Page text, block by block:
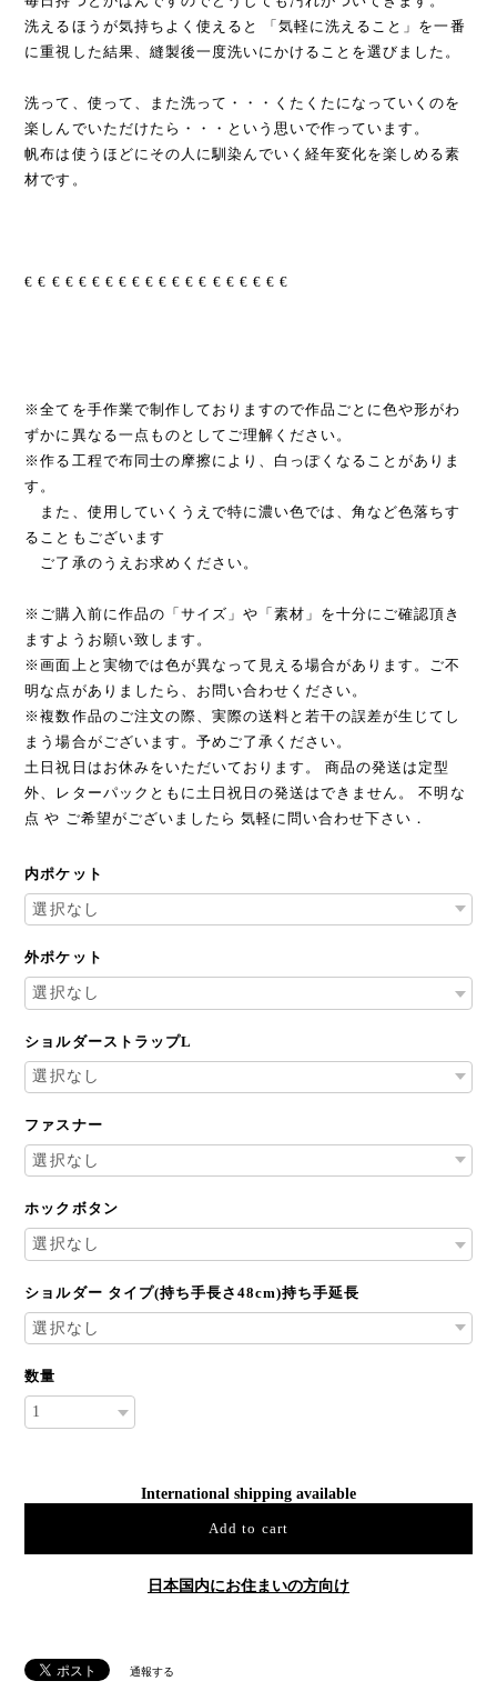
洗えるほうが気持ちよく使えると 「気軽に洗えること」を一番
に重視した結果、縫製後一度洗いにかけることを選びました。
洗って、使って、また洗って・・・くたくたになっていくのを
楽しんでいただけたら・・・という思いで作っています。
帆布は使うほどにその人に馴染んでいく経年変化を楽しめる素
材です。
€ € € € € € € € € € € € € € € € € € € €
※全てを手作業で制作しておりますので作品ごとに色や形がわ
ずかに異なる一点ものとしてご理解ください。
※作る工程で布同士の摩擦により、白っぽくなることがありま
す。
また、使用していくうえで特に濃い色では、角など色落ちす
ることもございます
ご了承のうえお求めください。
※ご購入前に作品の「サイズ」や「素材」を十分にご確認頂き
ますようお願い致します。
※画面上と実物では色が異なって見える場合があります。ご不
明な点がありましたら、お問い合わせください。
※複数作品のご注文の際、実際の送料と若干の誤差が生じてし
まう場合がございます。予めご了承ください。
土日祝日はお休みをいただいております。 商品の発送は定型
外、レターパックともに土日祝日の発送はできません。 不明な
点 や ご希望がございましたら 気軽に問い合わせ下さい．
内ポケット
外ポケット
ショルダーストラップL
ファスナー
ホックボタン
ショルダー タイプ(持ち手長さ48cm)持ち手延長
数量
International shipping available
Add to cart
日本国内にお住まいの方向け
通報する